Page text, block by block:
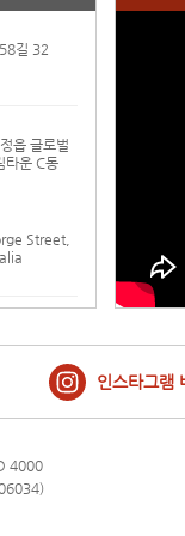
길 32
읍 글로벌
타운 C동
Street,
인스타그램
4000